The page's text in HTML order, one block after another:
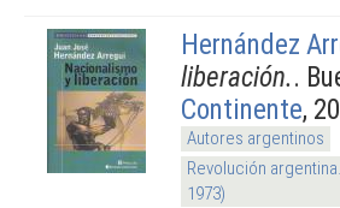
Hernández
liberación..
Continente,
Autores argentinos
Revolución
1973)